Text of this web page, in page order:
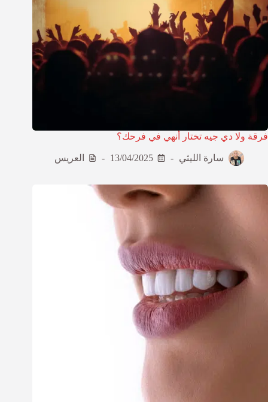
فرقة ولا دي جيه تختار أنهي في فرحك؟
سارة الليثي 13/04/2025 العريس